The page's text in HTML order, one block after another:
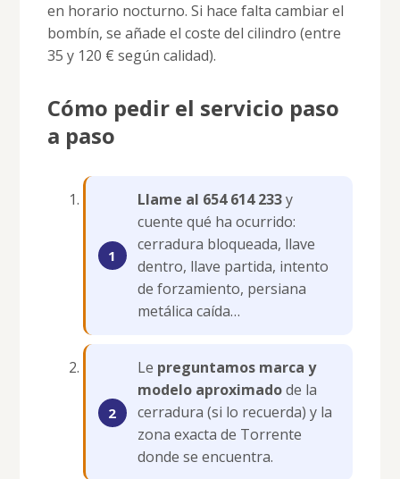
en horario nocturno. Si hace falta cambiar el
bombín, se añade el coste del cilindro (entre
35 y 120 € según calidad).
Cómo pedir el servicio paso
a paso
Llame al 654 614 233y
cuente qué ha ocurrido:
cerradura bloqueada, llave
dentro, llave partida, intento
de forzamiento, persiana
metálica caída…
Le preguntamos marca y
modelo aproximadode la
cerradura (si lo recuerda) y la
zona exacta de Torrente
donde se encuentra.